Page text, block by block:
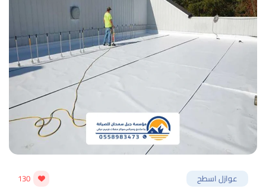
عوازل اسطح 130